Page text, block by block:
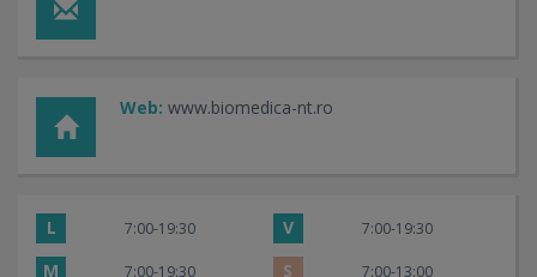
Web: www.biomedica-nt.ro
L 7:00-19:30 V 7:00-19:30
M 7:00-19:30 S 7:00-13:00